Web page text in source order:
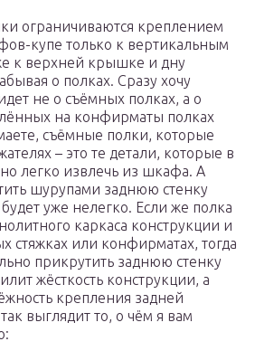
ограничиваются креплением
купе только к вертикальным
к верхней крышке и дну
о полках. Сразу хочу
не о съёмных полках, а о
на конфирматы полках
съёмные полки, которые
– это те детали, которые в
легко извлечь из шкафа. А
шурупами заднюю стенку
уже нелегко. Если же полка
каркаса конструкции и
стяжках или конфирматах, тогда
прикрутить заднюю стенку
жёсткость конструкции, а
крепления задней
выглядит то, о чём я вам